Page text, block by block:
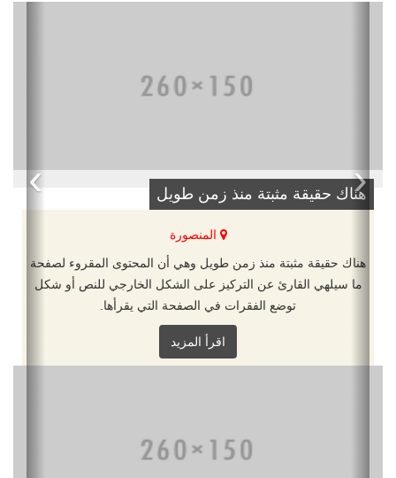
هناك حقيقة مثبتة منذ زمن طويل
المنصورة
هناك حقيقة مثبتة منذ زمن طويل وهي أن المحتوى المقروء لصفحة
ما سيلهي القارئ عن التركيز على الشكل الخارجي للنص أو شكل
توضع الفقرات في الصفحة التي يقرأها.
اقرأ المزيد
‹
›